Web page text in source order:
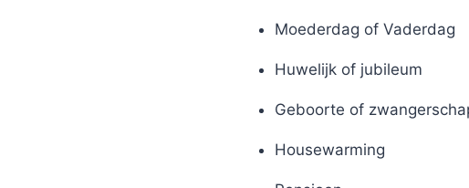
Moederdag of Vaderdag
Huwelijk of jubileum
Geboorte of
Housewarming